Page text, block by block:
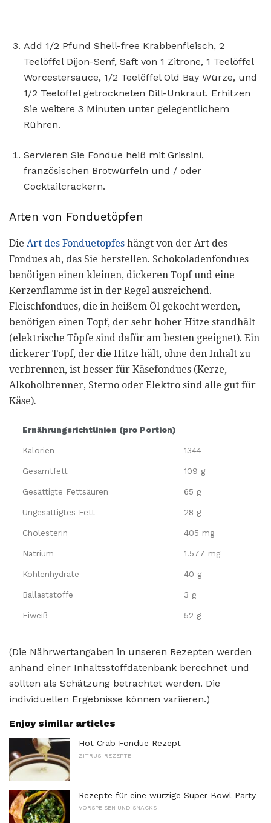
Add 1/2 Pfund Shell-free Krabbenfleisch, 2
Teelöffel Dijon-Senf, Saft von 1 Zitrone, 1 Teelöffel
Worcestersauce, 1/2 Teelöffel Old Bay Würze, und
1/2 Teelöffel getrockneten Dill-Unkraut. Erhitzen
Sie weitere 3 Minuten unter gelegentlichem
Rühren.
Servieren Sie Fondue heiß mit Grissini,
französischen Brotwürfeln und / oder
Cocktailcrackern.
Arten von Fonduetöpfen
Die Art des Fonduetopfes hängt von der Art des
Fondues ab, das Sie herstellen. Schokoladenfondues
benötigen einen kleinen, dickeren Topf und eine
Kerzenflamme ist in der Regel ausreichend.
Fleischfondues, die in heißem Öl gekocht werden,
benötigen einen Topf, der sehr hoher Hitze standhält
(elektrische Töpfe sind dafür am besten geeignet). Ein
dickerer Topf, der die Hitze hält, ohne den Inhalt zu
verbrennen, ist besser für Käsefondues (Kerze,
Alkoholbrenner, Sterno oder Elektro sind alle gut für
Käse).
Ernährungsrichtlinien (pro Portion)
Kalorien 1344
Gesamtfett 109 g
Gesättigte Fettsäuren 65 g
Ungesättigtes Fett 28 g
Cholesterin 405 mg
Natrium 1.577 mg
Kohlenhydrate 40 g
Ballaststoffe 3 g
Eiweiß 52 g
(Die Nährwertangaben in unseren Rezepten werden
anhand einer Inhaltsstoffdatenbank berechnet und
sollten als Schätzung betrachtet werden. Die
individuellen Ergebnisse können variieren.)
Enjoy similar articles
Hot Crab Fondue Rezept
ZITRUS-REZEPTE
Rezepte für eine würzige Super Bowl Party
VORSPEISEN UND SNACKS